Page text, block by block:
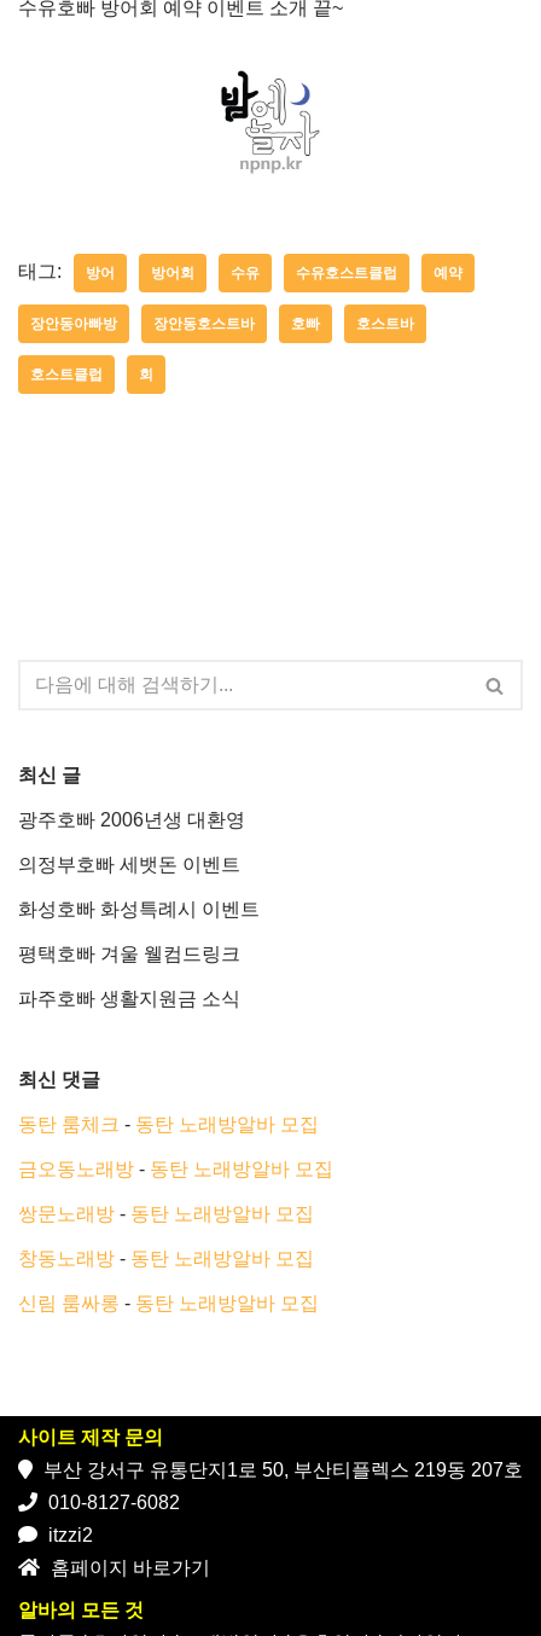
수유호빠 방어회 예약 이벤트 소개 끝~
태그: 방어 방어회 수유 수유호스트클럽 예약
장안동아빠방 장안동호스트바 호빠 호스트바
호스트클럽 회
최신 글
광주호빠 2006년생 대환영
의정부호빠 세뱃돈 이벤트
화성호빠 화성특례시 이벤트
평택호빠 겨울 웰컴드링크
파주호빠 생활지원금 소식
최신 댓글
동탄 룸체크 - 동탄 노래방알바 모집
금오동노래방 - 동탄 노래방알바 모집
쌍문노래방 - 동탄 노래방알바 모집
창동노래방 - 동탄 노래방알바 모집
신림 룸싸롱 - 동탄 노래방알바 모집
사이트 제작 문의
부산 강서구 유통단지1로 50, 부산티플렉스 219동 207호
010-8127-6082
itzzi2
홈페이지 바로가기
알바의 모든 것